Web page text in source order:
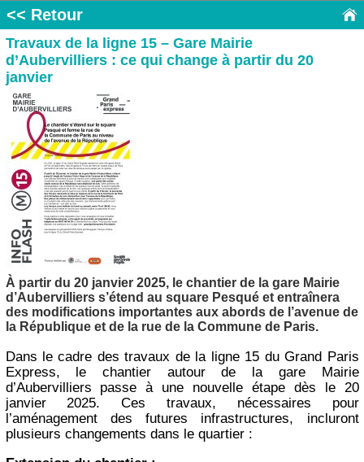
<< Retour
Travaux de la ligne 15 – Gare Mairie
d’Aubervilliers : ce qui change à partir du 20
janvier
À partir du 20 janvier 2025, le chantier de la gare Mairie
d’Aubervilliers s’étend au square Pesqué et entraînera
des modifications importantes aux abords de l’avenue de
la République et de la rue de la Commune de Paris.
Dans le cadre des travaux de la ligne 15 du Grand Paris
Express, le chantier autour de la gare Mairie
d’Aubervilliers passe à une nouvelle étape dès le 20
janvier 2025. Ces travaux, nécessaires pour
l’aménagement des futures infrastructures, incluront
plusieurs changements dans le quartier :